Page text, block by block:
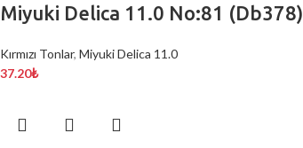
Miyuki Delica 11.0 No:81 (Db378)
Kırmızı Tonlar, Miyuki Delica 11.0
37.20₺